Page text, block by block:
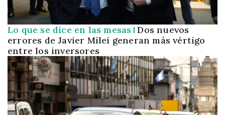
Lo que se dice en las mesas Dos nuevos
errores de Javier Milei generan más vértigo
entre los inversores